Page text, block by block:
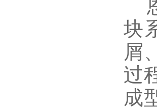
块
屑
过
成